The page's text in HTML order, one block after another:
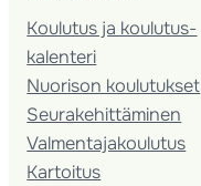
Koulutus ja koulutus­
kalenteri
Nuorison koulutukset
Seura­kehittäminen
Valmentaja­koulutus
Kartoitus